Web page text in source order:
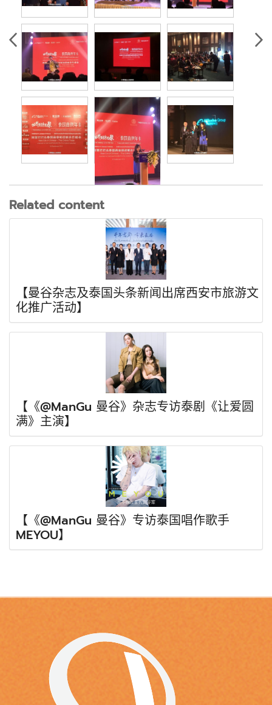
Related content
【曼谷杂志及泰国头条新闻出席西安市旅游文
化推广活动】
【《@ManGu 曼谷》杂志专访泰剧《让爱圆
满》主演】
【《@ManGu 曼谷》专访泰国唱作歌手
MEYOU】